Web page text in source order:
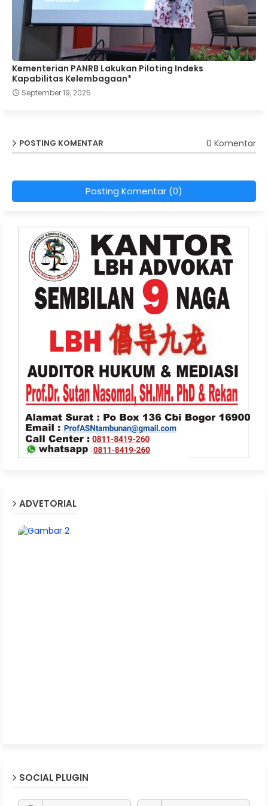
Kementerian PANRB Lakukan Piloting Indeks
Kapabilitas Kelembagaan*
September 19, 2025
POSTING KOMENTAR 0 Komentar
Posting Komentar (0)
ADVETORIAL
SOCIAL PLUGIN